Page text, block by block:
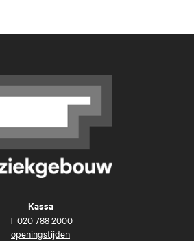
Kassa
T 020 788 2000
openingstijden